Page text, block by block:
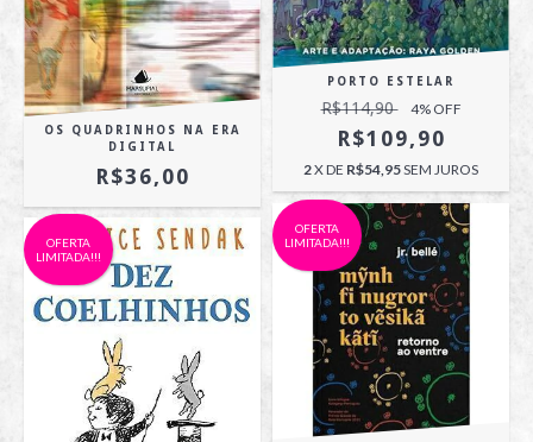
OS QUADRINHOS NA ERA
DIGITAL
R$36,00
PORTO ESTELAR
R$114,90 4% OFF
R$109,90
2X DE R$54,95SEM JUROS
OFERTA
LIMITADA!!!
OFERTA
LIMITADA!!!